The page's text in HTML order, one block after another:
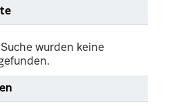
Suche wurden keine